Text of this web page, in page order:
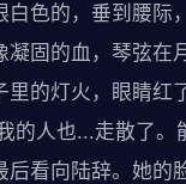
色的，垂到腰际
固的血，琴弦在
的灯火，眼睛红
人也...走散了
后看向陆辞。她